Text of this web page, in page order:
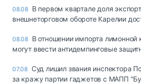
08.08 В первом квартале доля
внешнеторговом обороте Карелии
08.08 В отношении импорта лимонной
могут ввести антидемпинговые
07.08 Суд лишил звания инспектора
за кражу партии гаджетов с МАПП